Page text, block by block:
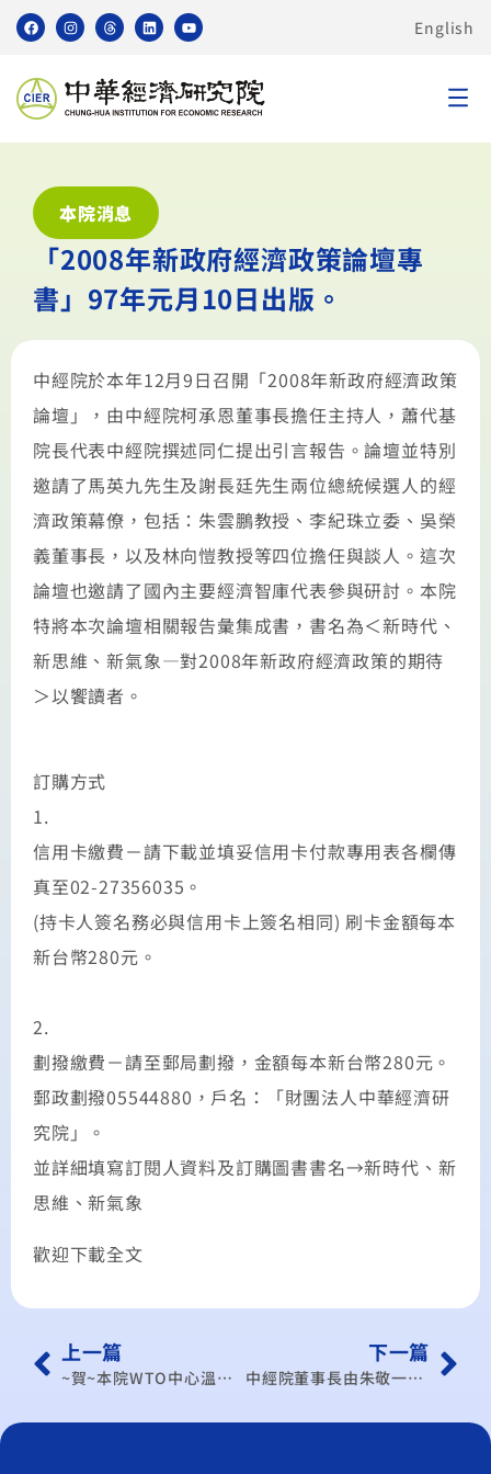
English
本院消息
「2008年新政府經濟政策論壇專
書」97年元月10日出版。
中經院於本年12月9日召開「2008年新政府經濟政策
論壇」，由中經院柯承恩董事長擔任主持人，蕭代基
院長代表中經院撰述同仁提出引言報告。論壇並特別
邀請了馬英九先生及謝長廷先生兩位總統候選人的經
濟政策幕僚，包括：朱雲鵬教授、李紀珠立委、吳榮
義董事長，以及林向愷教授等四位擔任與談人。這次
論壇也邀請了國內主要經濟智庫代表參與研討。本院
特將本次論壇相關報告彙集成書，書名為＜新時代、
新思維、新氣象—對2008年新政府經濟政策的期待
＞以饗讀者。
訂購方式
1.
信用卡繳費－請下載並填妥信用卡付款專用表各欄傳
真至02-27356035。
(持卡人簽名務必與信用卡上簽名相同) 刷卡金額每本
新台幣280元。
2.
劃撥繳費－請至郵局劃撥，金額每本新台幣280元。
郵政劃撥05544880，戶名：「財團法人中華經濟研
究院」。
並詳細填寫訂閱人資料及訂購圖書書名→新時代、新
思維、新氣象
歡迎下載全文
上一篇
~賀~本院WTO中心溫麗琪研究員榮獲中央通訊社【2008台灣十大潛力人物】
下一篇
中經院董事長由朱敬一院士出任